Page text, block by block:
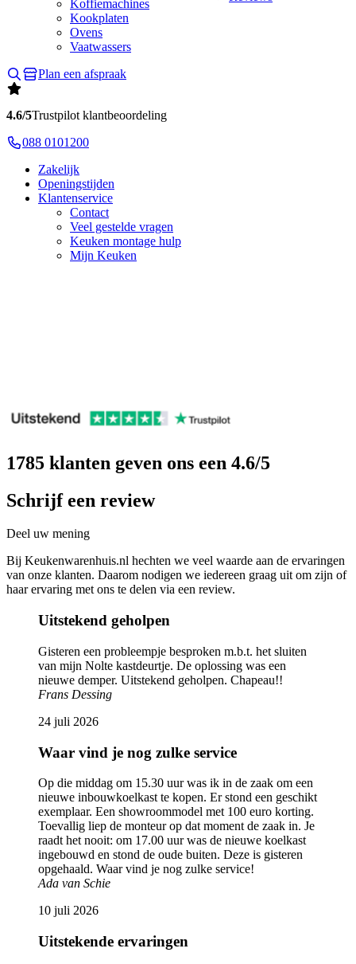
Koffiemachines
Kookplaten
Ovens
Vaatwassers
Plan een afspraak
4.6/5Trustpilot klantbeoordeling
088 0101200
Zakelijk
Openingstijden
Klantenservice
Contact
Veel gestelde vragen
Keuken montage hulp
Mijn Keuken
1785 klanten geven ons een 4.6/5
Schrijf een review
Deel uw mening
Bij Keukenwarenhuis.nl hechten we veel waarde aan de ervaringen
van onze klanten. Daarom nodigen we iedereen graag uit om zijn of
haar ervaring met ons te delen via een review.
Uitstekend geholpen
Gisteren een probleempje besproken m.b.t. het sluiten
van mijn Nolte kastdeurtje. De oplossing was een
nieuwe demper. Uitstekend geholpen. Chapeau!!
Frans Dessing
24 juli 2026
Waar vind je nog zulke service
Op die middag om 15.30 uur was ik in de zaak om een
nieuwe inbouwkoelkast te kopen. Er stond een geschikt
exemplaar. Een showroommodel met 100 euro korting.
Toevallig liep de monteur op dat moment de zaak in. Je
raadt het nooit: om 17.00 uur was de nieuwe koelkast
ingebouwd en stond de oude buiten. Deze is gisteren
opgehaald. Waar vind je nog zulke service!
Ada van Schie
10 juli 2026
Uitstekende ervaringen